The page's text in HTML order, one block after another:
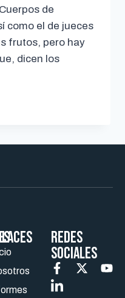
de
como el de jueces
frutos, pero hay
dicen los
REDES
SOCIALES